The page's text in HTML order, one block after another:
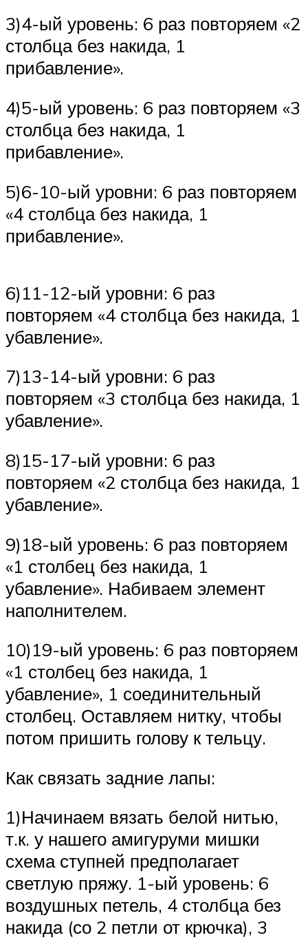
3)4-ый уровень: 6 раз повторяем «2
столбца без накида, 1
прибавление».
4)5-ый уровень: 6 раз повторяем «3
столбца без накида, 1
прибавление».
5)6-10-ый уровни: 6 раз повторяем
«4 столбца без накида, 1
прибавление».
6)11-12-ый уровни: 6 раз
повторяем «4 столбца без накида, 1
убавление».
7)13-14-ый уровни: 6 раз
повторяем «3 столбца без накида, 1
убавление».
8)15-17-ый уровни: 6 раз
повторяем «2 столбца без накида, 1
убавление».
9)18-ый уровень: 6 раз повторяем
«1 столбец без накида, 1
убавление». Набиваем элемент
наполнителем.
10)19-ый уровень: 6 раз повторяем
«1 столбец без накида, 1
убавление», 1 соединительный
столбец. Оставляем нитку, чтобы
потом пришить голову к тельцу.
Как связать задние лапы:
1)Начинаем вязать белой нитью,
т.к. у нашего амигуруми мишки
схема ступней предполагает
светлую пряжу. 1-ый уровень: 6
воздушных петель, 4 столбца без
накида (со 2 петли от крючка), 3